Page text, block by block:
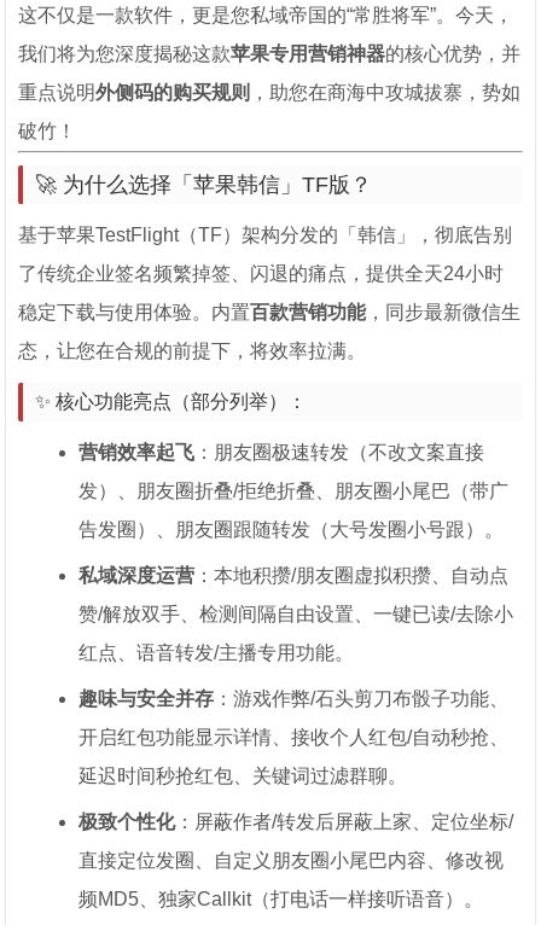
这不仅是一款软件，更是您私域帝国的“常胜将军”。今天，
我们将为您深度揭秘这款苹果专用营销神器的核心优势，并
重点说明外侧码的购买规则 ，助您在商海中攻城拔寨，势如
破竹！
🚀 为什么选择「苹果韩信」TF版？
基于苹果TestFlight（TF）架构分发的「韩信」，彻底告别
了传统企业签名频繁掉签、闪退的痛点，提供全天24小时
稳定下载与使用体验。内置百款营销功能，同步最新微信生
态，让您在合规的前提下，将效率拉满。
✨ 核心功能亮点（部分列举）：
营销效率起飞 ：朋友圈极速转发（不改文案直接
发）、朋友圈折叠/拒绝折叠、朋友圈小尾巴（带广
告发圈）、朋友圈跟随转发（大号发圈小号跟）。
私域深度运营 ：本地积攒/朋友圈虚拟积攒、自动点
赞/解放双手、检测间隔自由设置、一键已读/去除小
红点、语音转发/主播专用功能。
趣味与安全并存 ：游戏作弊/石头剪刀布骰子功能、
开启红包功能显示详情、接收个人红包/自动秒抢、
延迟时间秒抢红包、关键词过滤群聊。
极致个性化：屏蔽作者/转发后屏蔽上家、定位坐标/
直接定位发圈、自定义朋友圈小尾巴内容、修改视
频MD5、独家Callkit（打电话一样接听语音）。